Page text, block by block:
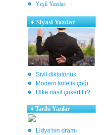
Yeşil Yazılar
♦ Siyasi Yazılar
Sivil diktatörlük
Modern kölelik çağı
Ülke nasıl çökertilir?
♦ Tarihi Yazılar
Lidya'nın dramı